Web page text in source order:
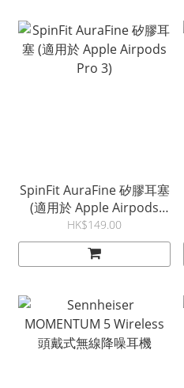
SpinFit AuraFine 矽膠耳塞
(適用於 Apple Airpods
Pro 3)
HK$149.00